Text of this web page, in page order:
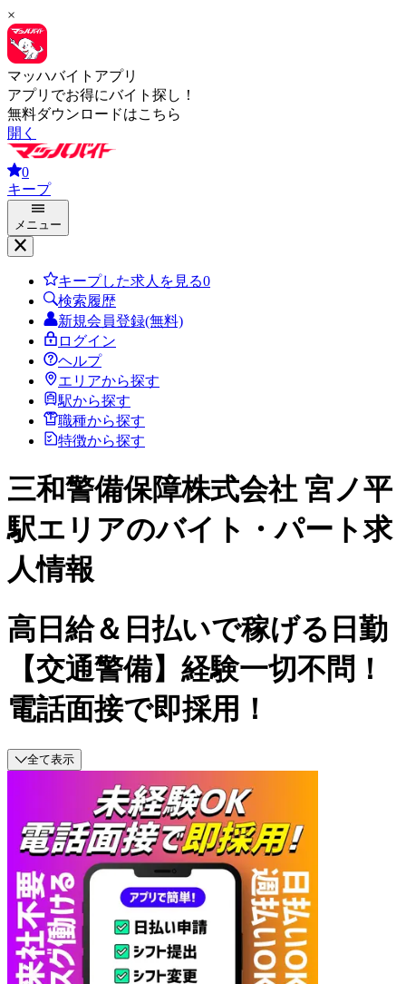
×
マッハバイトアプリ
アプリでお得にバイト探し！
無料ダウンロードはこちら
開く
0
キープ
メニュー
キープした求人を見る0
検索履歴
新規会員登録(無料)
ログイン
ヘルプ
エリアから探す
駅から探す
職種から探す
特徴から探す
三和警備保障株式会社 宮ノ平
駅エリアのバイト・パート求
人情報
高日給＆日払いで稼げる日勤
【交通警備】経験一切不問！
電話面接で即採用！
全て表示